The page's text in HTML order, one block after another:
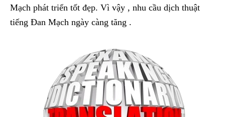
Mạch phát triển tốt đẹp. Vì vậy , nhu cầu dịch thuật
tiếng Đan Mạch ngày càng tăng .